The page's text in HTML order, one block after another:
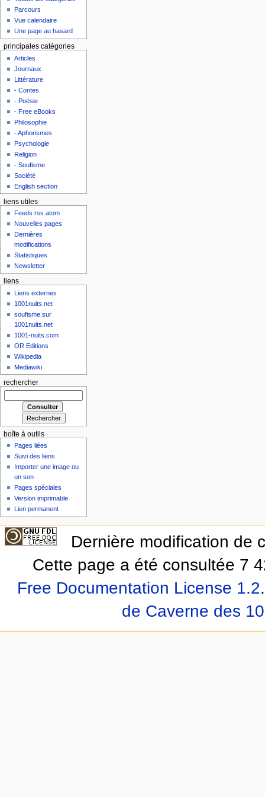
Parcours
Vue calendaire
Une page au hasard
principales catégories
Articles
Journaux
Littérature
- Contes
- Poésie
- Free eBooks
Philosophie
- Aphorismes
Psychologie
Religion
- Soufisme
Société
English section
liens utiles
Feeds rss atom
Nouvelles pages
Dernières
modifications
Statistiques
Newsletter
liens
Liens externes
1001nuits.net
soufisme sur
1001nuits.net
1001-nuits.com
OR Editions
Wikipedia
Mediawiki
rechercher
boîte à outils
Pages liées
Suivi des liens
Importer une image ou
un son
Pages spéciales
Version imprimable
Lien permanent
Dernière modification de
Cette page a été consultée 7
Free Documentation License 1.2.
de Caverne des